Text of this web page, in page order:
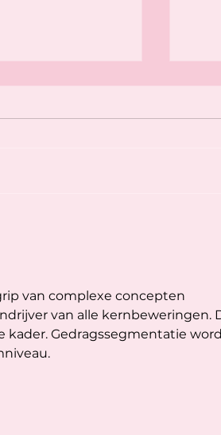
van complexe concepten
van alle kernbeweringen.
Gedragssegmentatie